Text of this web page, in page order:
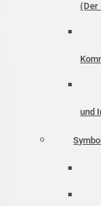
(Der
und